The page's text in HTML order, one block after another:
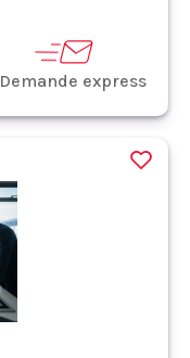
Demande express